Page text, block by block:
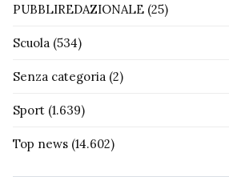
PUBBLIREDAZIONALE (25)
Scuola (534)
Senza categoria (2)
Sport (1.639)
Top news (14.602)